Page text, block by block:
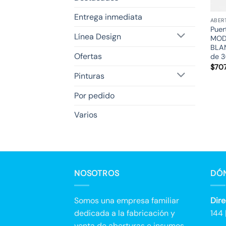
Entrega inmediata
Línea Design
Ofertas
Pinturas
Por pedido
Varios
de
$
NOSOTROS
Somos una empresa familiar
dedicada a la fabricación y
144